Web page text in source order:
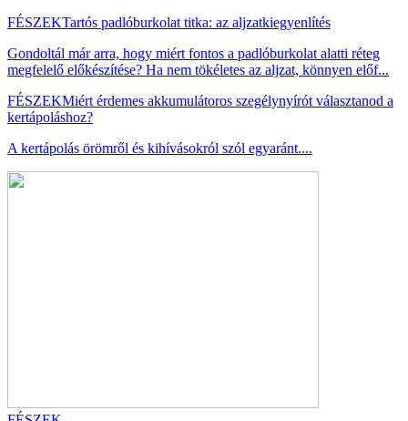
FÉSZEKTartós padlóburkolat titka: az aljzatkiegyenlítés
Gondoltál már arra, hogy miért fontos a padlóburkolat alatti réteg
megfelelő előkészítése? Ha nem tökéletes az aljzat, könnyen előf...
FÉSZEKMiért érdemes akkumulátoros szegélynyírót választanod a
kertápoláshoz?
A kertápolás örömről és kihívásokról szól egyaránt....